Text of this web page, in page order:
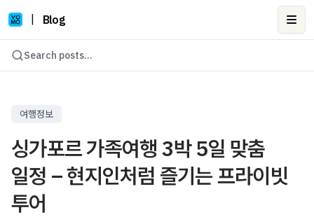
Blog
Search posts...
여행정보
싱가포르 가족여행 3박 5일 맞춤
일정 – 현지인처럼 즐기는 프라이빗
투어